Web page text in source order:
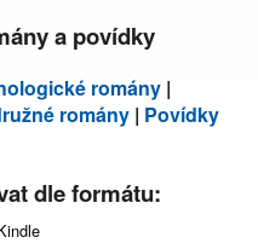
a povídky
romány |
romány | Povídky
dle formátu: